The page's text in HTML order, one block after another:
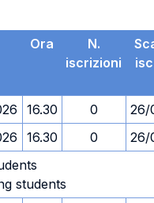
Ora
N.
iscrizioni
16.30 0
26/
16.30 0
26/
students